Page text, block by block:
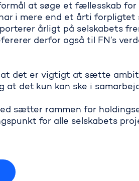
at søge et fælles­skab for
i mere end et årti forpligtet
årligt på selskabets
derfor også til FN’s
at det er vigtigt at sætte
det kun kan ske i
sætter rammen for
for alle selskabets